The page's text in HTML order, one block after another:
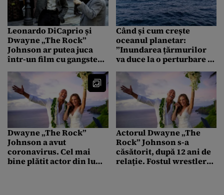
Leonardo DiCaprio și
Dwayne „The Rock”
Johnson ar putea juca
într-un film cu gangsteri,
Scorsese
Când și cum crește
oceanul planetar:
”Inundarea țărmurilor
va duce la o perturbare a
economic și social
global”
Dwayne „The Rock”
Johnson a avut
coronavirus. Cel mai
bine plătit actor din lume
Actorul Dwayne „The
Rock” Johnson s-a
căsătorit, după 12 ani de
relație. Fostul wrestler